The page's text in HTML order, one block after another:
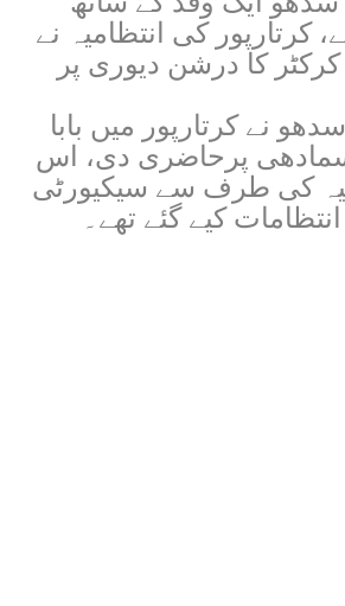
کرتارپور کی انتظامیہ نے
کا درشن دیوری پر
نے کرتارپور میں بابا
پرحاضری دی، اس
کی طرف سے سیکیورٹی
کیے گئے تھے۔